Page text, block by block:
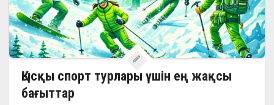
Қысқы спорт турлары үшін ең жақсы
бағыттар